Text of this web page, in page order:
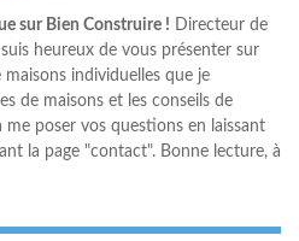
sur Bien Construire ! Directeur de
heureux de vous présenter sur
individuelles que je
de maisons et les conseils de
me poser vos questions en laissant
la page "contact". Bonne lecture, à